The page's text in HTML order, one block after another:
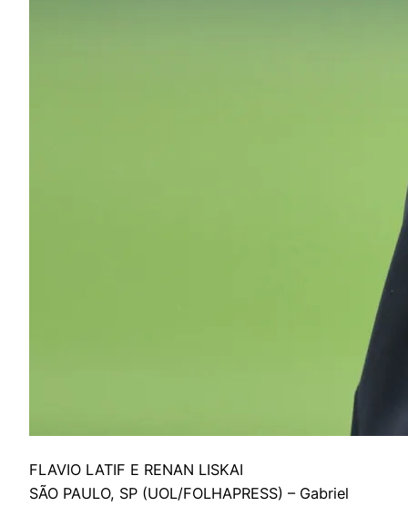
FLAVIO LATIF E RENAN LISKAI
SÃO PAULO, SP (UOL/FOLHAPRESS) – Gabriel